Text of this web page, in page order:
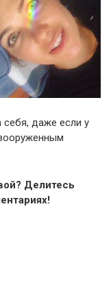
себя, даже если у
Делитесь